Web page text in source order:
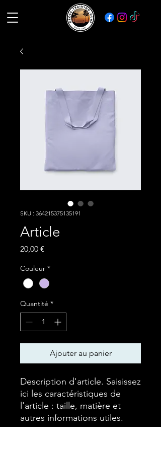
SKU : 364215375135191
Article
20,00 €
Couleur *
Quantité *
Ajouter au panier
Description d'article. Saisissez
ici les caractéristiques de
l'article : taille, matière et
autres informations utiles.